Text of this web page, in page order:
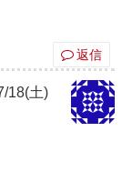
返信
18(土)